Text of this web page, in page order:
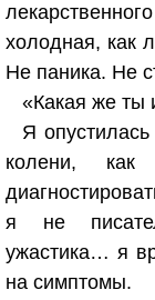
холодная, как
Не паника. Не
«Какая же ты
Я
колени, как
я не
ужастика… я
на симптомы.